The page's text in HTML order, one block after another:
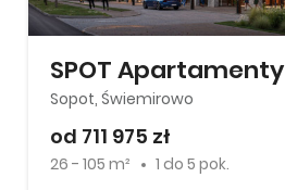
SPOT Apartamenty
Sopot, Świemirowo
od 711 975 zł
26 - 105 m² 1 do 5 pok.